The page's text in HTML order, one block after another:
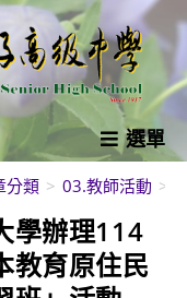
選單
分類 > 03.教師活動 >
學辦理114
教育原住民